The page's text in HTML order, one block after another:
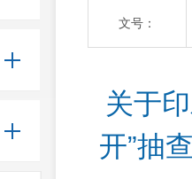
文号：
关于
开”抽